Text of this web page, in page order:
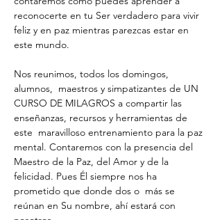
reconocerte en tu Ser verdadero para vivir
feliz y en paz mientras parezcas estar en
este mundo.
Nos reunimos, todos los domingos,
alumnos,  maestros y simpatizantes de UN
CURSO DE MILAGROS a compartir las
enseñanzas, recursos y herramientas de
este  maravilloso entrenamiento para la paz
mental. Contaremos con la presencia del
Maestro de la Paz, del Amor y de la
felicidad. Pues Él siempre nos ha
prometido que donde dos o  más se
reúnan en Su nombre, ahí estará con